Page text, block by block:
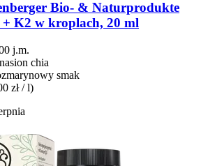
Bio- & Naturprodukte
K2 w kroplach, 20 ml
j.m.
chia
smak
zł / l)